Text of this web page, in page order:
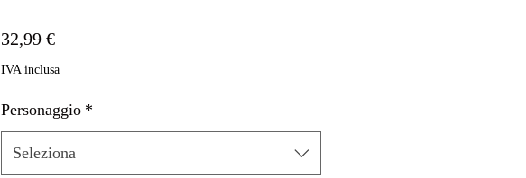
32,99 €Prezzo
IVA inclusa
Personaggio *
Seleziona